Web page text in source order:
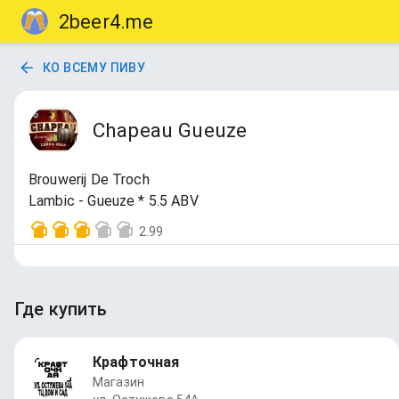
2beer4.me
КО ВСЕМУ ПИВУ
Chapeau Gueuze
Brouwerij De Troch
Lambic - Gueuze * 5.5 ABV
2.99
Где купить
Крафточная
Магазин